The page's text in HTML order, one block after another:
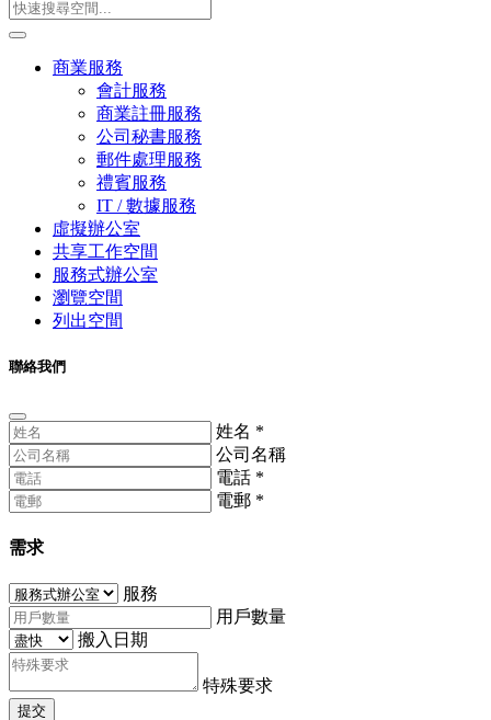
商業服務
會計服務
商業註冊服務
公司秘書服務
郵件處理服務
禮賓服務
IT / 數據服務
虛擬辦公室
共享工作空間
服務式辦公室
瀏覽空間
列出空間
聯絡我們
姓名 *
公司名稱
電話 *
電郵 *
需求
服務
用戶數量
搬入日期
特殊要求
提交